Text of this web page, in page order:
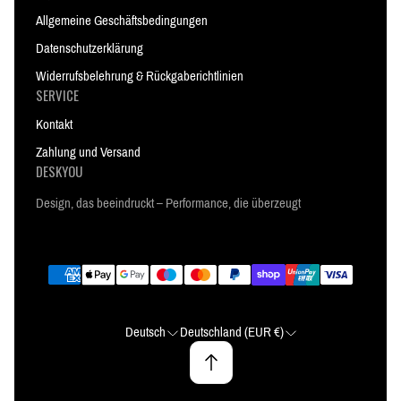
Allgemeine Geschäftsbedingungen
Datenschutzerklärung
Widerrufsbelehrung & Rückgaberichtlinien
SERVICE
Kontakt
Zahlung und Versand
DESKYOU
Design, das beeindruckt – Performance, die überzeugt
Deutsch Deutschland (EUR €)